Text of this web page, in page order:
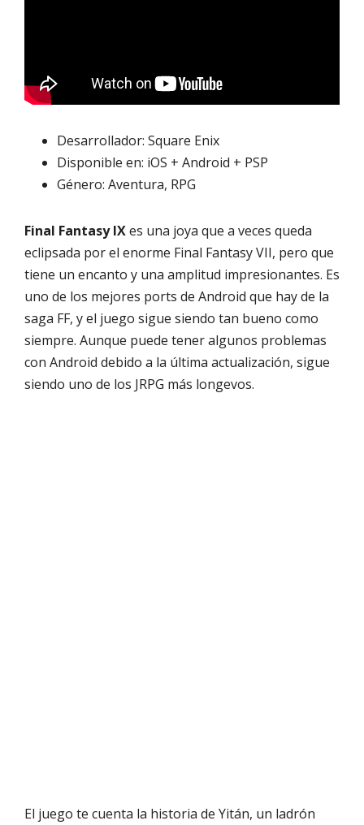
Desarrollador: Square Enix
Disponible en: iOS + Android + PSP
Género: Aventura, RPG
Final Fantasy IXes una joya que a veces queda
eclipsada por el enorme Final Fantasy VII, pero que
tiene un encanto y una amplitud impresionantes. Es
uno de los mejores ports de Android que hay de la
saga FF, y el juego sigue siendo tan bueno como
siempre. Aunque puede tener algunos problemas
con Android debido a la última actualización, sigue
siendo uno de los JRPG más longevos.
El juego te cuenta la historia de Yitán, un ladrón